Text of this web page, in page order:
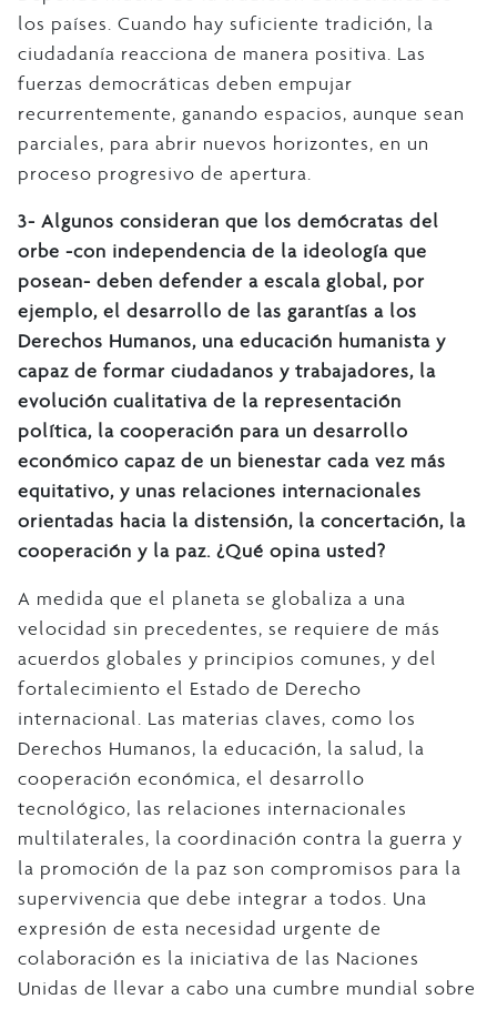
los países. Cuando hay suficiente tradición, la
ciudadanía reacciona de manera positiva. Las
fuerzas democráticas deben empujar
recurrentemente, ganando espacios, aunque sean
parciales, para abrir nuevos horizontes, en un
proceso progresivo de apertura.
3- Algunos consideran que los demócratas del
orbe -con independencia de la ideología que
posean- deben defender a escala global, por
ejemplo, el desarrollo de las garantías a los
Derechos Humanos, una educación humanista y
capaz de formar ciudadanos y trabajadores, la
evolución cualitativa de la representación
política, la cooperación para un desarrollo
económico capaz de un bienestar cada vez más
equitativo, y unas relaciones internacionales
orientadas hacia la distensión, la concertación, la
cooperación y la paz. ¿Qué opina usted?
A medida que el planeta se globaliza a una
velocidad sin precedentes, se requiere de más
acuerdos globales y principios comunes, y del
fortalecimiento el Estado de Derecho
internacional. Las materias claves, como los
Derechos Humanos, la educación, la salud, la
cooperación económica, el desarrollo
tecnológico, las relaciones internacionales
multilaterales, la coordinación contra la guerra y
la promoción de la paz son compromisos para la
supervivencia que debe integrar a todos. Una
expresión de esta necesidad urgente de
colaboración es la iniciativa de las Naciones
Unidas de llevar a cabo una cumbre mundial sobre